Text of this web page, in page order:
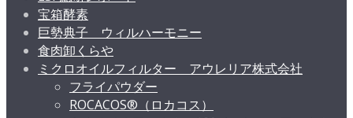
宝箱酵素
巨勢典子 ウィルハーモニー
食肉卸くらや
ミクロオイルフィルター アウレリア株式会社
フライパウダー
ROCACOS®（ロカコス）